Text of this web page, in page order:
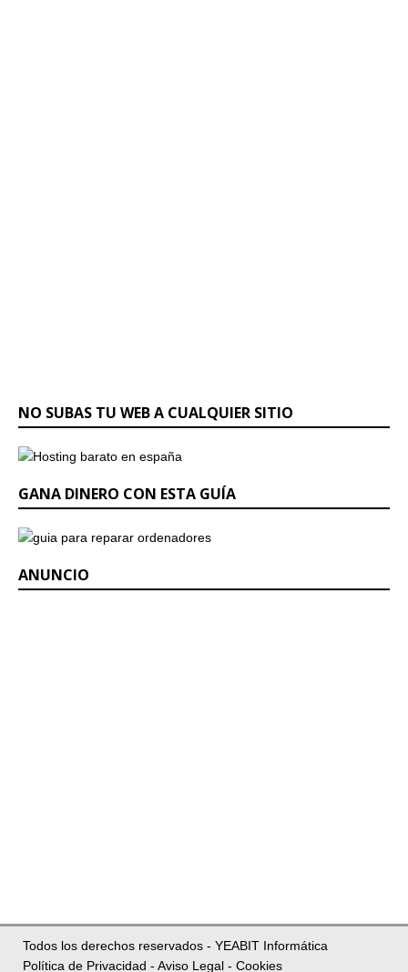
NO SUBAS TU WEB A CUALQUIER SITIO
GANA DINERO CON ESTA GUÍA
ANUNCIO
Todos los derechos reservados - YEABIT Informática
Política de Privacidad - Aviso Legal - Cookies